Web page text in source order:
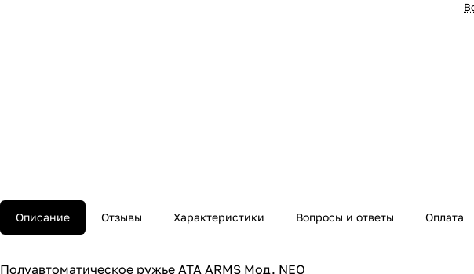
Описание Отзывы Характеристики Вопросы и ответы Оплата
Полуавтоматическое ружье ATA ARMS Мод. NEO